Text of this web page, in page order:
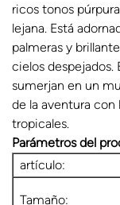
ricos tonos
lejana. Está
palmeras y
cielos despejados.
sumerjan en un
de la aventura con
tropicales.
Parámetros del
artículo:
Tamaño: